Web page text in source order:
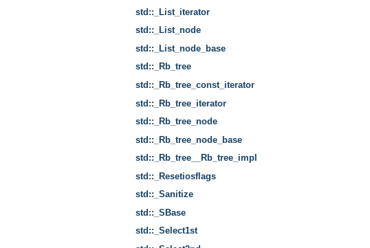
std::_List_iterator
std::_List_node
std::_List_node_base
std::_Rb_tree
std::_Rb_tree_const_iterator
std::_Rb_tree_iterator
std::_Rb_tree_node
std::_Rb_tree_node_base
std::_Rb_tree__Rb_tree_impl
std::_Resetiosflags
std::_Sanitize
std::_SBase
std::_Select1st